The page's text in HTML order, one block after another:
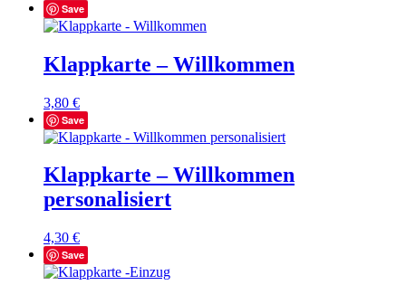
Save
Klappkarte – Willkommen
3,80 €
Save
Klappkarte – Willkommen
personalisiert
4,30 €
Save